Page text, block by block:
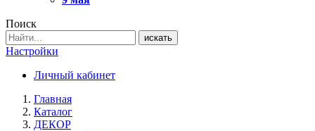
Поиск
искать
Настройки
Личный кабинет
Главная
Каталог
ДЕКОР